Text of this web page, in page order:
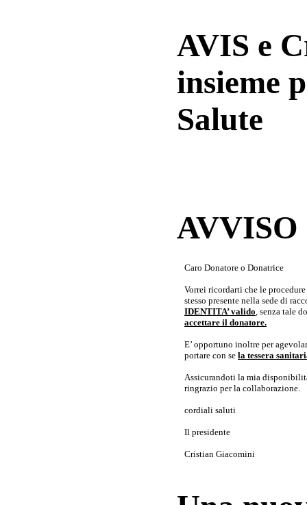
AVIS e
insieme
Salute
Caro Donatore o Donatrice
Vorrei ricordarti che le
stesso presente nella sede di
IDENTITA’ valido, senza tale
accettare il donatore.
E’ opportuno inoltre per
portare con se la tessera
Assicurandoti la mia
ringrazio per la collaborazione.
cordiali saluti
Il presidente
Cristian Giacomini